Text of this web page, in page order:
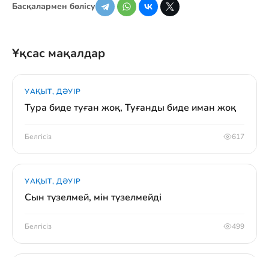
Басқалармен бөлісу
Ұқсас мақалдар
УАҚЫТ, ДӘУІР
Тура биде туған жоқ, Туғанды биде иман жоқ
Белгісіз 617
УАҚЫТ, ДӘУІР
Сын түзелмей, мін түзелмейді
Белгісіз 499